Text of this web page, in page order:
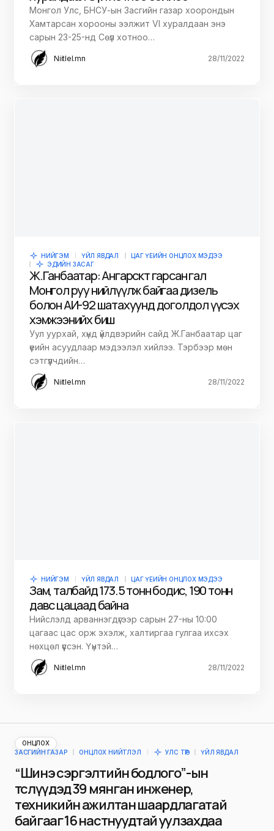
Монгол Улс, БНСУ-ын Засгийн газар хоорондын
Хамтарсан хорооны ээлжит VI хуралдаан энэ
сарын 23-25-нд Сөүл хотноо…
Niitlel.mn 28/11/2022
НИЙГЭМ ҮЙЛ ЯВДАЛ
ЦАГ ҮЕИЙН ОНЦЛОХ МЭДЭЭ
ЭДИЙН ЗАСАГ
Ж.Ганбаатар: Ангарскт гарсан гал
Монгол руу нийлүүлж байгаа дизель
болон АИ-92 шатахуунд доголдол үүсэх
хэмжээнийх биш
Уул уурхай, хүнд үйлдвэрийн сайд Ж.Ганбаатар цаг
үеийн асуудлаар мэдээлэл хийлээ. Тэрбээр мөн
сэтгүүлчдийн…
Niitlel.mn 28/11/2022
НИЙГЭМ ҮЙЛ ЯВДАЛ ЦАГ ҮЕИЙН ОНЦЛОХ МЭДЭЭ
Зам, талбайд 173.5 тонн бодис, 190 тонн
давс цацаад байна
Нийслэлд арваннэгдүгээр сарын 27-ны 10:00
цагаас цас орж эхэлж, халтиргаа гулгаа ихсэх
нөхцөл үүссэн. Үүнтэй…
Niitlel.mn 28/11/2022
ОНЦЛОХ
ЗАСГИЙН ГАЗАР
ОНЦЛОХ НИЙТЛЭЛ УЛС ТӨР ҮЙЛ ЯВДАЛ
“Шинэ сэргэлтийн бодлого”-ын
төслүүдэд 39 мянган инженер,
техникийн ажилтан шаардлагатай
байгааг 16 настнуудтай уулзахдаа